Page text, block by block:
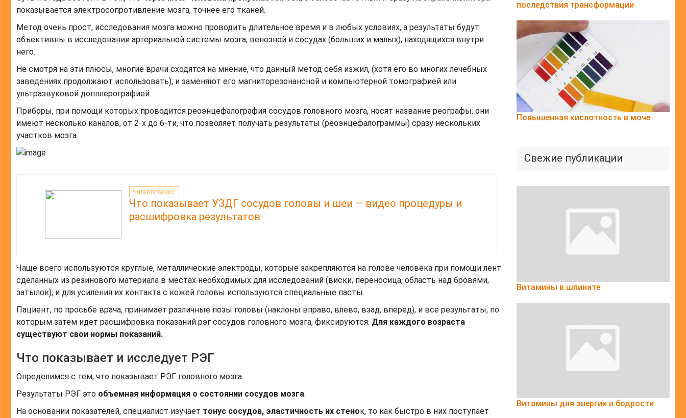
показывается электросопротивление мозга, точнее его тканей.
Метод очень прост, исследования мозга можно проводить длительное время и в любых условиях, а результаты будут
объективны в исследовании артериальной системы мозга, венозной и сосудах (больших и малых), находящихся внутри
него.
Не смотря на эти плюсы, многие врачи сходятся на мнение, что данный метод себя изжил, (хотя его во многих лечебных
заведениях продолжают использовать), и заменяют его магниторезонансной и компьютерной томографией или
ультразвуковой допплерографией.
Приборы, при помощи которых проводится реоэнцефалография сосудов головного мозга, носят название реографы, они
имеют несколько каналов, от 2-х до 6-ти, что позволяет получать результаты (реоэнцефалограммы) сразу нескольких
участков мозга.
Читайте также:
Что показывает УЗДГ сосудов головы и шеи — видео процедуры и
расшифровка результатов
Чаще всего используются круглые, металлические электроды, которые закрепляются на голове человека при помощи лент
сделанных из резинового материала в местах необходимых для исследований (виски, переносица, область над бровями,
затылок), и для усиления их контакта с кожей головы используются специальные пасты.
Пациент, по просьбе врача, принимает различные позы головы (наклоны вправо, влево, взад, вперед), и все результаты, по
которым затем идет расшифровка показаний рэг сосудов головного мозга, фиксируются. Для каждого возраста
существуют свои нормы показаний.
Что показывает и исследует РЭГ
Определимся с тем, что показывает РЭГ головного мозга.
Результаты РЭГ это объемная информация о состоянии сосудов мозга.
На основании показателей, специалист изучает тонус сосудов, эластичность их стенок, то как быстро в них поступает
последствия трансформации
Повышенная кислотность в моче
Свежие публикации
Витамины в шпинате
Витамины для энергии и бодрости